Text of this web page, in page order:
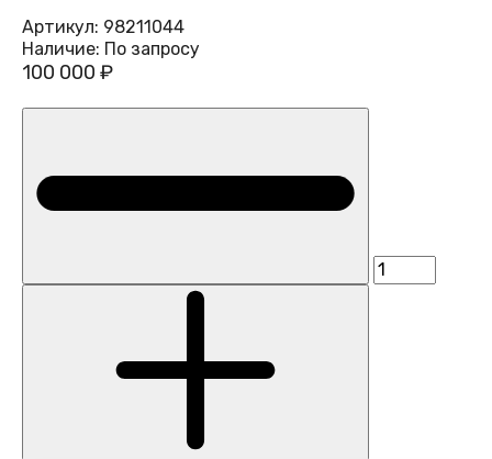
Артикул: 98211044
Наличие: По запросу
100 000 ₽